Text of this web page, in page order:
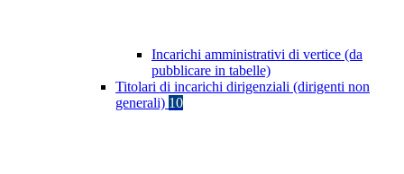
Incarichi amministrativi di vertice (da
pubblicare in tabelle)
Titolari di incarichi dirigenziali (dirigenti non
generali) 10